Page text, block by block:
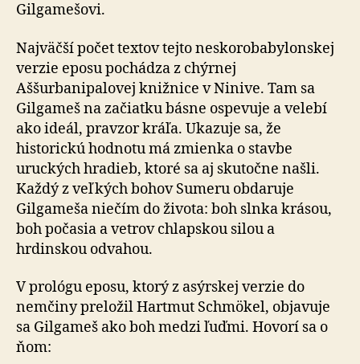
Gilgamešovi.
Najväčší počet textov tejto neskorobabylonskej
verzie eposu pochádza z chýrnej
Aššurbanipalovej knižnice v Ninive. Tam sa
Gilgameš na začiatku básne ospevuje a velebí
ako ideál, pravzor kráľa. Ukazuje sa, že
historickú hodnotu má zmienka o stavbe
uruckých hradieb, ktoré sa aj skutočne našli.
Každý z veľkých bohov Sumeru obdaruje
Gilgameša niečím do života: boh slnka krásou,
boh počasia a vetrov chlapskou silou a
hrdinskou odvahou.
V prológu eposu, ktorý z asýrskej verzie do
nemčiny preložil Hartmut Schmökel, objavuje
sa Gilgameš ako boh medzi ľuďmi. Hovorí sa o
ňom: